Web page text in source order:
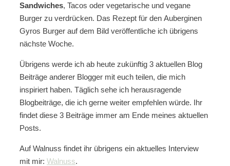
Sandwiches, Tacos oder vegetarische und vegane
Burger zu verdrücken. Das Rezept für den Auberginen
Gyros Burger auf dem Bild veröffentliche ich übrigens
nächste Woche.
Übrigens werde ich ab heute zukünftig 3 aktuellen Blog
Beiträge anderer Blogger mit euch teilen, die mich
inspiriert haben. Täglich sehe ich herausragende
Blogbeiträge, die ich gerne weiter empfehlen würde. Ihr
findet diese 3 Beiträge immer am Ende meines aktuellen
Posts.
Auf Walnuss findet ihr übrigens ein aktuelles Interview
mit mir: Walnuss.